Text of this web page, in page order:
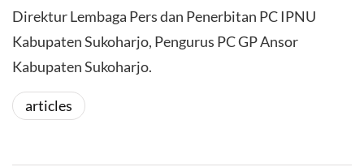
Direktur Lembaga Pers dan Penerbitan PC IPNU
Kabupaten Sukoharjo, Pengurus PC GP Ansor
Kabupaten Sukoharjo.
articles